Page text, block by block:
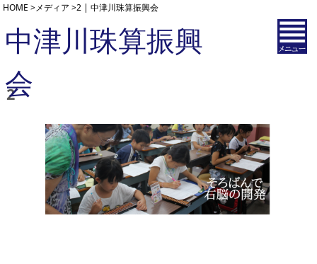
HOME >メディア >2 | 中津川珠算振興会
中津川珠算振興
会
2